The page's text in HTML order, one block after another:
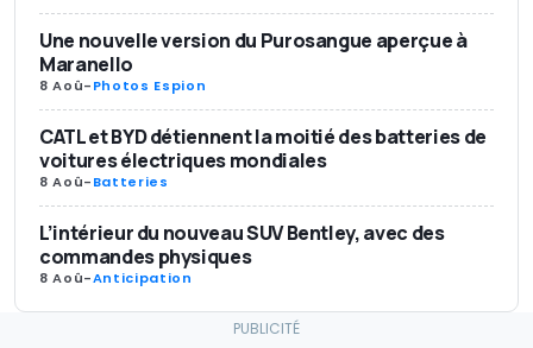
Une nouvelle version du Purosangue aperçue à
Maranello
8 Aoû-Photos Espion
CATL et BYD détiennent la moitié des batteries de
voitures électriques mondiales
8 Aoû-Batteries
L’intérieur du nouveau SUV Bentley, avec des
commandes physiques
8 Aoû-Anticipation